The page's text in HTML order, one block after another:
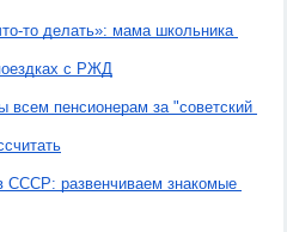
то делать»: мама школьника
с РЖД
всем пенсионерам за "советский
СССР: развенчиваем знакомые